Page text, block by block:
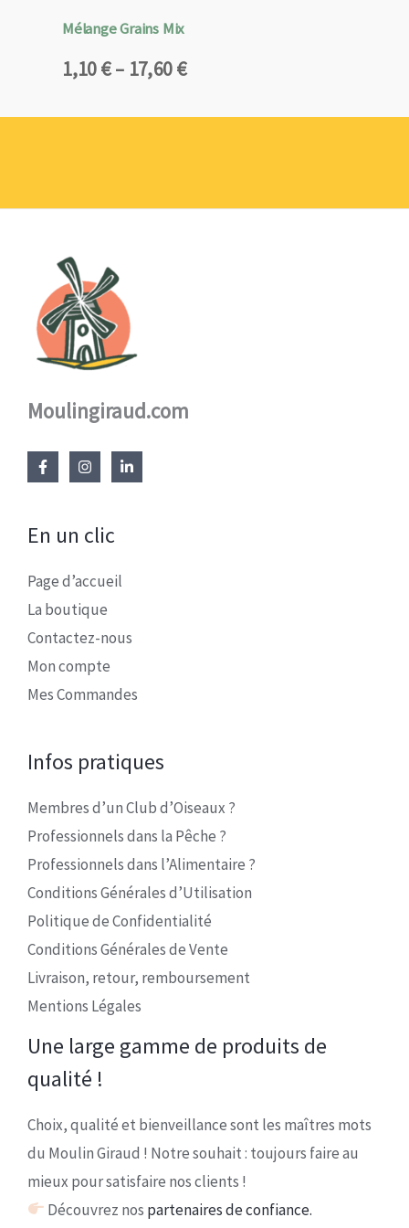
Mélange Grains Mix
1,10€– 17,60€
Plage
prix :
Moulingiraud.com
En un clic
Page d’accueil
La boutique
Contactez-nous
Mon compte
Mes Commandes
Infos pratiques
Membres d’un Club d’Oiseaux ?
Professionnels dans la Pêche ?
Professionnels dans l’Alimentaire ?
Conditions Générales d’Utilisation
Politique de Confidentialité
Conditions Générales de Vente
Livraison, retour, remboursement
Mentions Légales
Une large gamme de produits de
qualité !
Choix, qualité et bienveillance sont les maîtres mots
du Moulin Giraud ! Notre souhait : toujours faire au
mieux pour satisfaire nos clients !
Découvrez nos partenaires de confiance.